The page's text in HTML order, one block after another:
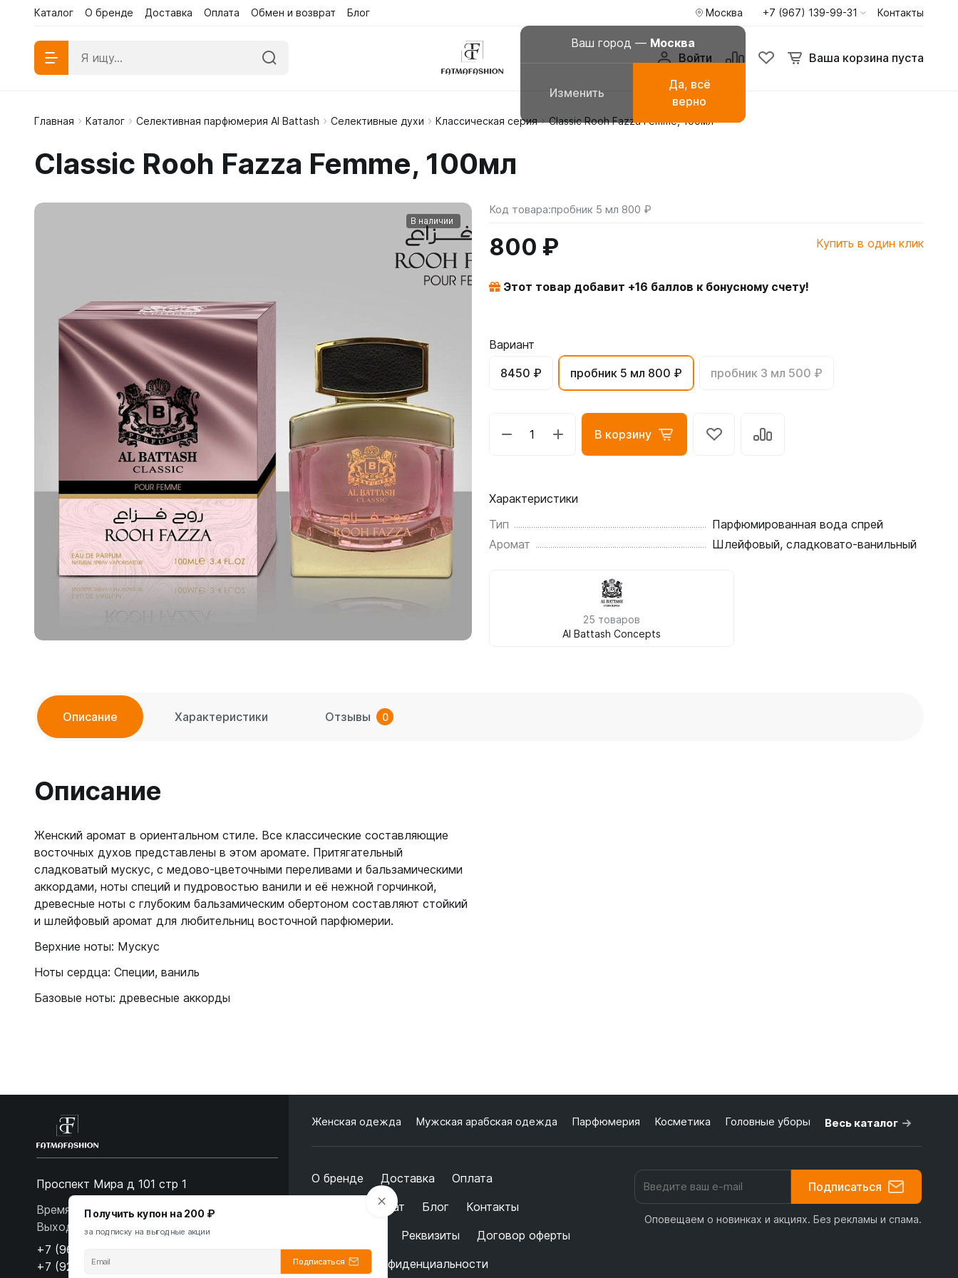
Каталог О бренде Доставка Оплата Обмен и возврат Блог Москва
Ваш город — Москва
Изменить
Да, всё
верно
+7 (967) 139-99-31 Контакты
Войти Ваша корзина пуста
Абаи эксклюзивные платья
Абаи мусульманские платья
Платья для молитвы, намаза
Галабеи домашние платья
Буркини мусульманские
Главная Каталог Селективная парфюмерия Al Battash Селективные духи Классическая серия Classic Rooh Fazza Femme, 100мл
Classic Rooh Fazza Femme, 100мл
В наличии
Код товара:пробник 5 мл 800 ₽
800 ₽ Купить в один клик
Этот товар добавит +16 баллов к бонусному счету!
Вариант
8450 ₽
пробник 5 мл 800 ₽ пробник 3 мл 500 ₽
В корзину
Характеристики
Тип
Парфюмированная вода спрей
Аромат
Шлейфовый, сладковато-ванильный
25 товаров
Al Battash Concepts
Описание Характеристики Отзывы 0
Описание
Женский аромат в ориентальном стиле. Все классические составляющие
восточных духов представлены в этом аромате. Притягательный
сладковатый мускус, с медово-цветочными переливами и бальзамическими
аккордами, ноты специй и пудровостью ванили и её нежной горчинкой,
древесные ноты с глубоким бальзамическим обертоном составляют стойкий
и шлейфовый аромат для любительниц восточной парфюмерии.
Верхние ноты: Мускус
Ноты сердца: Специи, ваниль
Базовые ноты: древесные аккорды
Проспект Мира д 101 стр 1
Время работы: 10:00-19:00. Воскресенье -
Выходной
+7 (967) 139-99-31
+7 (926) 478-75-47
Женская одежда Мужская арабская одежда Парфюмерия Косметика Головные уборы Весь каталог
О бренде Доставка
Оплата
Обмен и возврат
Блог
Контакты
Реквизиты
Договор оферты
Политика конфиденциальности
Подписаться
Оповещаем о новинках и акциях. Без рекламы и спама.
Получить купон на 200 ₽
за подписку на выгодные акции
Подписаться